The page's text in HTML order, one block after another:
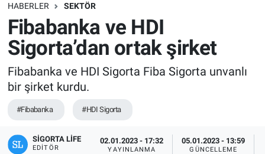
HABERLER SEKTÖR
Fibabanka ve HDI
Sigorta’dan ortak şirket
Fibabanka ve HDI Sigorta Fiba Sigorta unvanlı
bir şirket kurdu.
#Fibabanka #HDI Sigorta
SIGORTA LIFE
EDITÖR
02.01.2023 - 17:32
YAYINLANMA
05.01.2023 - 13:59
GÜNCELLEME
Namaz Vakitleri
Trafik Durumu
Süper Lig Puan Durumu ve Fikstür
Tüm Manşetler
Son Dakika Haberleri